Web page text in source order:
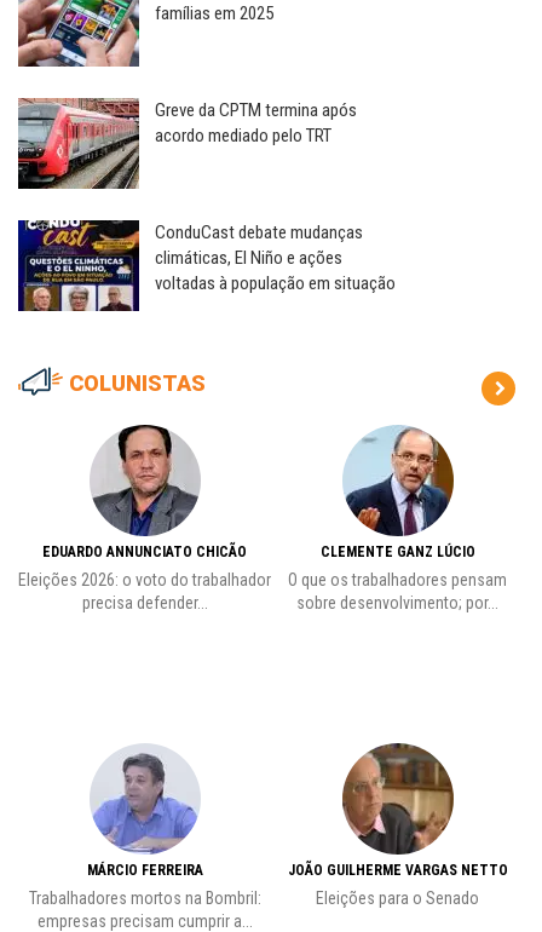
famílias em 2025
Greve da CPTM termina após
acordo mediado pelo TRT
ConduCast debate mudanças
climáticas, El Niño e ações
voltadas à população em situação
COLUNISTAS
EDUARDO ANNUNCIATO CHICÃO
Eleições 2026: o voto do trabalhador
precisa defender...
MÁRCIO FERREIRA
Trabalhadores mortos na Bombril:
empresas precisam cumprir a...
CLEMENTE GANZ LÚCIO
O que os trabalhadores pensam
sobre desenvolvimento; por...
JOÃO GUILHERME VARGAS NETTO
Eleições para o Senado